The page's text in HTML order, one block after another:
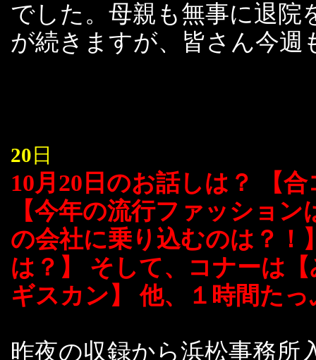
でした。母親も無事に退院
が続きますが、皆さん今週
20 日
10月20日のお話しは？ 【
【今年の流行ファッショ
の会社に乗り込むのは？
は？】 そして、コナーは
ギスカン】 他、１時間た
昨夜の収録から浜松事務所